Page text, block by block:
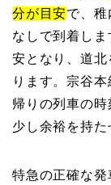
分が目安で、稚
なしで到着し
安となり、道
ります。宗谷
帰りの列車の
少し余裕を持た
特急の正確な発